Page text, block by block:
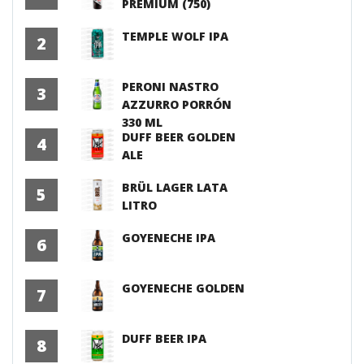
PREMIUM (750)
2 TEMPLE WOLF IPA
3
PERONI NASTRO
AZZURRO PORRÓN
330 ML
4
DUFF BEER GOLDEN
ALE
5
BRÜL LAGER LATA
LITRO
6 GOYENECHE IPA
7 GOYENECHE GOLDEN
8 DUFF BEER IPA